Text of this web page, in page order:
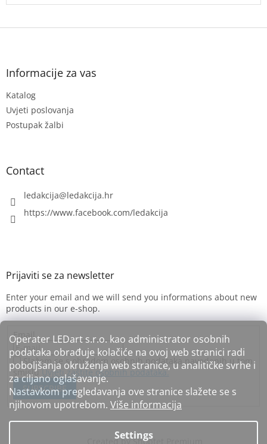
Operater LEDart s.r.o. kao administrator osobnih
podataka obrađuje kolačiće na ovoj web stranici radi
poboljšanja okruženja web stranice, u analitičke svrhe i
za ciljano oglašavanje.
Nastavkom pregledavanja ove stranice slažete se s
njihovom upotrebom. Više informacija
Settings
F
Informacije za vas
Katalog
Uvjeti poslovanja
Postupak žalbi
Contact
ledakcija@ledakcija.hr
https://www.facebook.com/ledakcija
Enter your email and we will send you informations about new
products in our e-shop.
Email
Slažem se s obradom osobnih podataka navedenih u tom
smisluUvjeti zaštite osobnih podataka.
SUBSCRIBE
Created by Shoptet Premium